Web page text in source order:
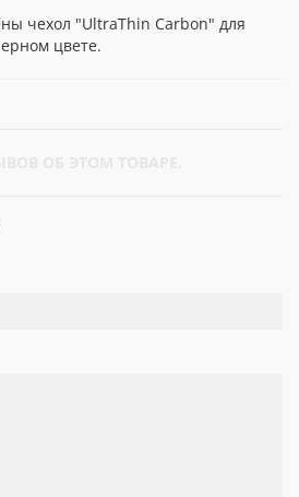
чехол "UltraThin Carbon" для
цвете.